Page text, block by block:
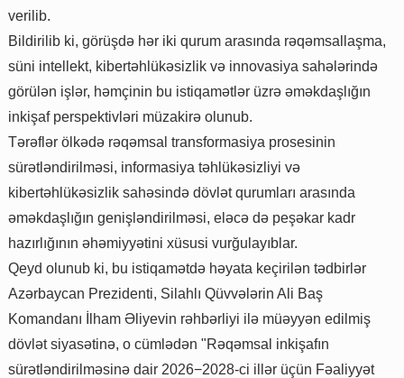
verilib.
Bildirilib ki, görüşdə hər iki qurum arasında rəqəmsallaşma,
süni intellekt, kibertəhlükəsizlik və innovasiya sahələrində
görülən işlər, həmçinin bu istiqamətlər üzrə əməkdaşlığın
inkişaf perspektivləri müzakirə olunub.
Tərəflər ölkədə rəqəmsal transformasiya prosesinin
sürətləndirilməsi, informasiya təhlükəsizliyi və
kibertəhlükəsizlik sahəsində dövlət qurumları arasında
əməkdaşlığın genişləndirilməsi, eləcə də peşəkar kadr
hazırlığının əhəmiyyətini xüsusi vurğulayıblar.
Qeyd olunub ki, bu istiqamətdə həyata keçirilən tədbirlər
Azərbaycan Prezidenti, Silahlı Qüvvələrin Ali Baş
Komandanı İlham Əliyevin rəhbərliyi ilə müəyyən edilmiş
dövlət siyasətinə, o cümlədən "Rəqəmsal inkişafın
sürətləndirilməsinə dair 2026−2028-ci illər üçün Fəaliyyət